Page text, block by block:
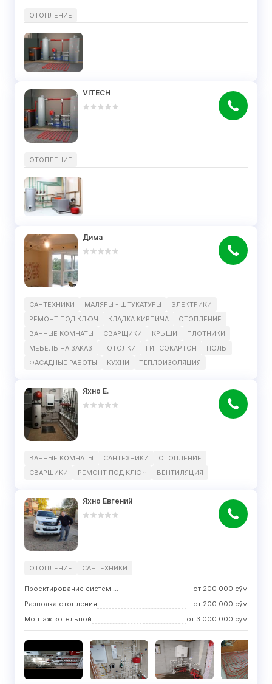
ОТОПЛЕНИЕ
VITECH
ОТОПЛЕНИЕ
Дима
САНТЕХНИКИ МАЛЯРЫ - ШТУКАТУРЫ
ЭЛЕКТРИКИ
РЕМОНТ ПОД КЛЮЧ
КЛАДКА КИРПИЧА
ОТОПЛЕНИЕ
ВАННЫЕ КОМНАТЫ
СВАРЩИКИ КРЫШИ
ПЛОТНИКИ
МЕБЕЛЬ НА ЗАКАЗ
ПОТОЛКИ ГИПСОКАРТОН
ПОЛЫ
ФАСАДНЫЕ РАБОТЫ
КУХНИ ТЕПЛОИЗОЛЯЦИЯ
Яхно Е.
ВАННЫЕ КОМНАТЫ САНТЕХНИКИ
ОТОПЛЕНИЕ
СВАРЩИКИ
РЕМОНТ ПОД КЛЮЧ ВЕНТИЛЯЦИЯ
Яхно Евгений
ОТОПЛЕНИЕ САНТЕХНИКИ
Проектирование систем отопления от 200 000 сўм
Разводка отопления
от 200 000 сўм
Монтаж котельной
от 3 000 000 сўм